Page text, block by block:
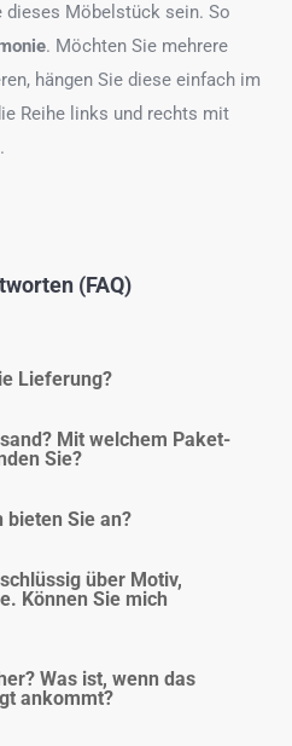
Möbelstück sein. So
. Möchten Sie mehrere
hängen Sie diese einfach im
Reihe links und rechts mit
(FAQ)
Lieferung?
Mit welchem Paket-
Sie?
bieten Sie an?
über Motiv,
Können Sie mich
Was ist, wenn das
ankommt?